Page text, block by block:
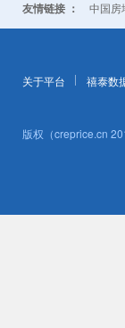
友情链接 ： 中国房
关于平台 禧泰数
版权（creprice.cn